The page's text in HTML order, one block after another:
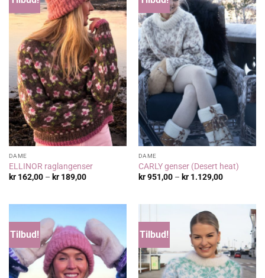
DAME
ELLINOR raglangenser
kr162,00 – kr189,00Prisområde:
DAME
CARLY genser (Desert heat)
kr951,00 – kr1.129,00
Tilbud! Tilbud!